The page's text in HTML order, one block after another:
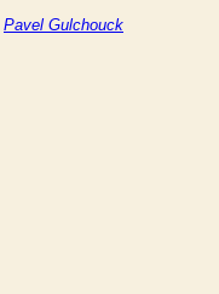
Pavel Gulchouck